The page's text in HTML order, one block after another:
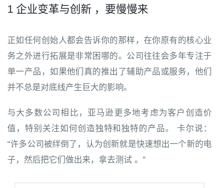
1 企业变革与创新 ，要慢慢来
正如任何创始人都会告诉你的那样，在你原有的核心业
务之外进行拓展是非常困哪的。公司往往会多年专注于
单一产品，如果他们真的推出了辅助产品或服务，他们
并不总是对底线产生巨大的影响。
与大多数公司相比，亚马逊更多地考虑为客户创造价
值，特别关注如何创造独特和独特的产品。 卡尔说：
“许多公司被绊倒了，认为创新就是快速想出一个新的电
子，然后把它们做出来，拿去测试 。”